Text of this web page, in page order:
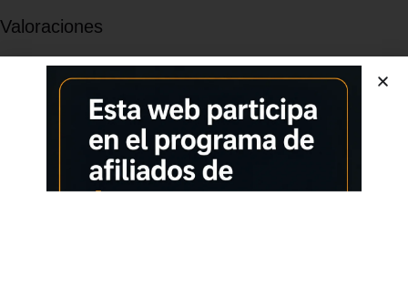
Valoraciones
Sé el primero en valorar “Zapatillas Urban Hombre Vestir”
Tu dirección de correo electrónico no será publicada.
obligatorios están marcados con*